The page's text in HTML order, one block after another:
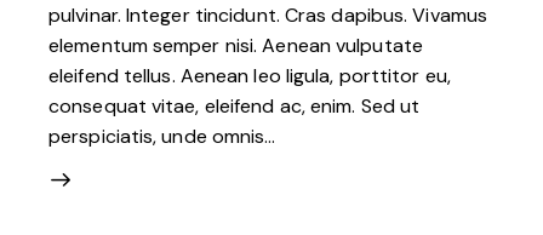
pulvinar. Integer tincidunt. Cras dapibus. Vivamus
elementum semper nisi. Aenean vulputate
eleifend tellus. Aenean leo ligula, porttitor eu,
consequat vitae, eleifend ac, enim. Sed ut
perspiciatis, unde omnis…